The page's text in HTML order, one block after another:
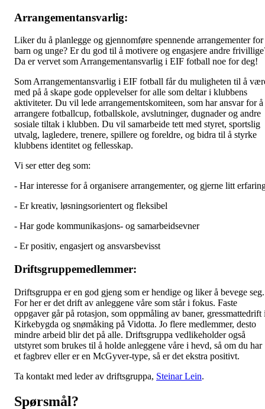
Arrangementansvarlig:
Liker du å planlegge og gjennomføre spennende arrangementer for
barn og unge? Er du god til å motivere og engasjere andre
Da er vervet som Arrangementansvarlig i EIF fotball noe for deg!
Som Arrangementansvarlig i EIF fotball får du muligheten til å
med på å skape gode opplevelser for alle som deltar i klubbens
aktiviteter. Du vil lede arrangementskomiteen, som har ansvar for å
arrangere fotballcup, fotballskole, avslutninger, dugnader og andre
sosiale tiltak i klubben. Du vil samarbeide tett med styret, sportslig
utvalg, lagledere, trenere, spillere og foreldre, og bidra til å styrke
klubbens identitet og fellesskap.
Vi ser etter deg som:
- Har interesse for å organisere arrangementer, og gjerne litt
- Er kreativ, løsningsorientert og fleksibel
- Har gode kommunikasjons- og samarbeidsevner
- Er positiv, engasjert og ansvarsbevisst
Driftsgruppemedlemmer:
Driftsgruppa er en god gjeng som er hendige og liker å bevege seg.
For her er det drift av anleggene våre som står i fokus. Faste
oppgaver går på rotasjon, som oppmåling av baner, gressmattedrift
Kirkebygda og snømåking på Vidotta. Jo flere medlemmer, desto
mindre arbeid blir det på alle. Driftsgruppa vedlikeholder også
utstyret som brukes til å holde anleggene våre i hevd, så om du har
et fagbrev eller er en McGyver-type, så er det ekstra positivt.
Ta kontakt med leder av driftsgruppa, Steinar Lein.
Spørsmål?